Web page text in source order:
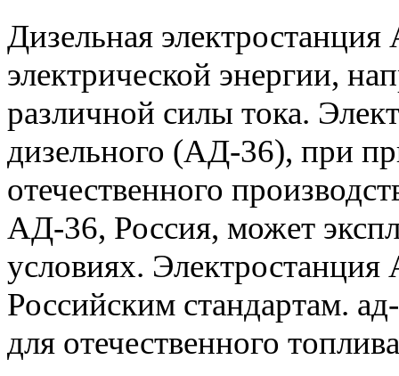
Дизельная
электрической энергии,
различной силы тока.
дизельного (АД-36), при
отечественного
АД-36, Россия, может
условиях.
Российским стандартам.
для отечественного